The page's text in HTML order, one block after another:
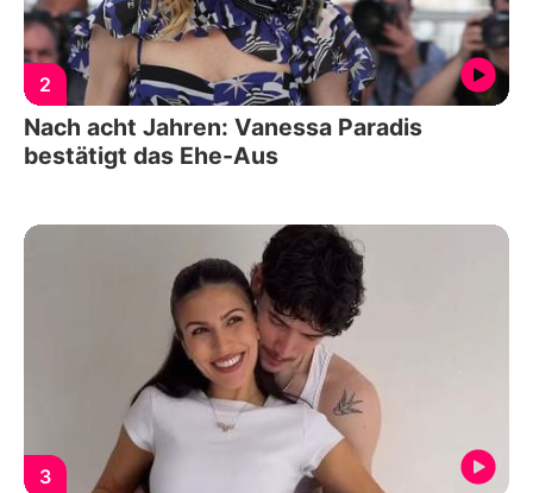
2
Nach acht Jahren: Vanessa Paradis
bestätigt das Ehe-Aus
3